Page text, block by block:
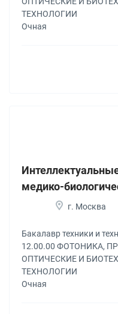
ТЕХНОЛОГИИ
Очная
медико-
г. Москва
Бакалавр техники и
12.00.00 ФОТОНИКА,
ОПТИЧЕСКИЕ И
ТЕХНОЛОГИИ
Очная